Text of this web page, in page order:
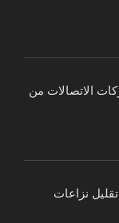
تحمي شركات الاتصالات من
نزاعات